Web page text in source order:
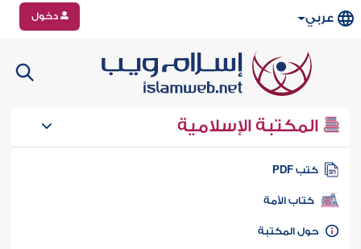
عربي دخول
المكتبة الإسلامية
كتب PDF
كتاب الأمة